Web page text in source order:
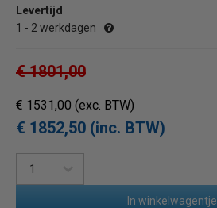
Levertijd
1 - 2 werkdagen
€ 1801,00
€ 1531,00 (exc. BTW)
€ 1852,50 (inc. BTW)
In winkelwagentje